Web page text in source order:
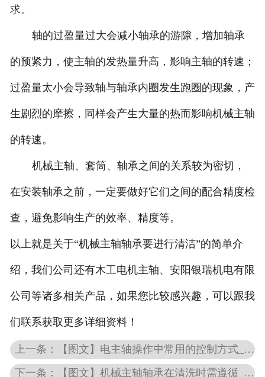
求。
轴的过盈量过大会减小轴承的游隙，增加轴承
的预紧力，使主轴的发热量升高，影响主轴的转速；
过盈量太小会导致轴与轴承内圈发生跑圈的现象，产
生剧烈的摩擦，同样会产生大量的热而影响机械主轴
的转速。
机械主轴、套筒、轴承之间的关系较为密切，
在安装轴承之前，一定要做好它们之间的配合精度检
查，避免影响生产的效率、精度等。
以上就是关于“机械主轴轴承要进行清洁”的简单介
绍，我们公司还有木工电机主轴、安阳银瑞机电有限
公司等诸多相关产品，如果您比较感兴趣，可以跟我
们联系获取更多详细资料！
上一条：【图文】电主轴操作中常用的控制方式_磨削电主轴使用注意事项
下一条：【图文】机械主轴轴承在清洗时需遵循_机械主轴和轴承有什么关系